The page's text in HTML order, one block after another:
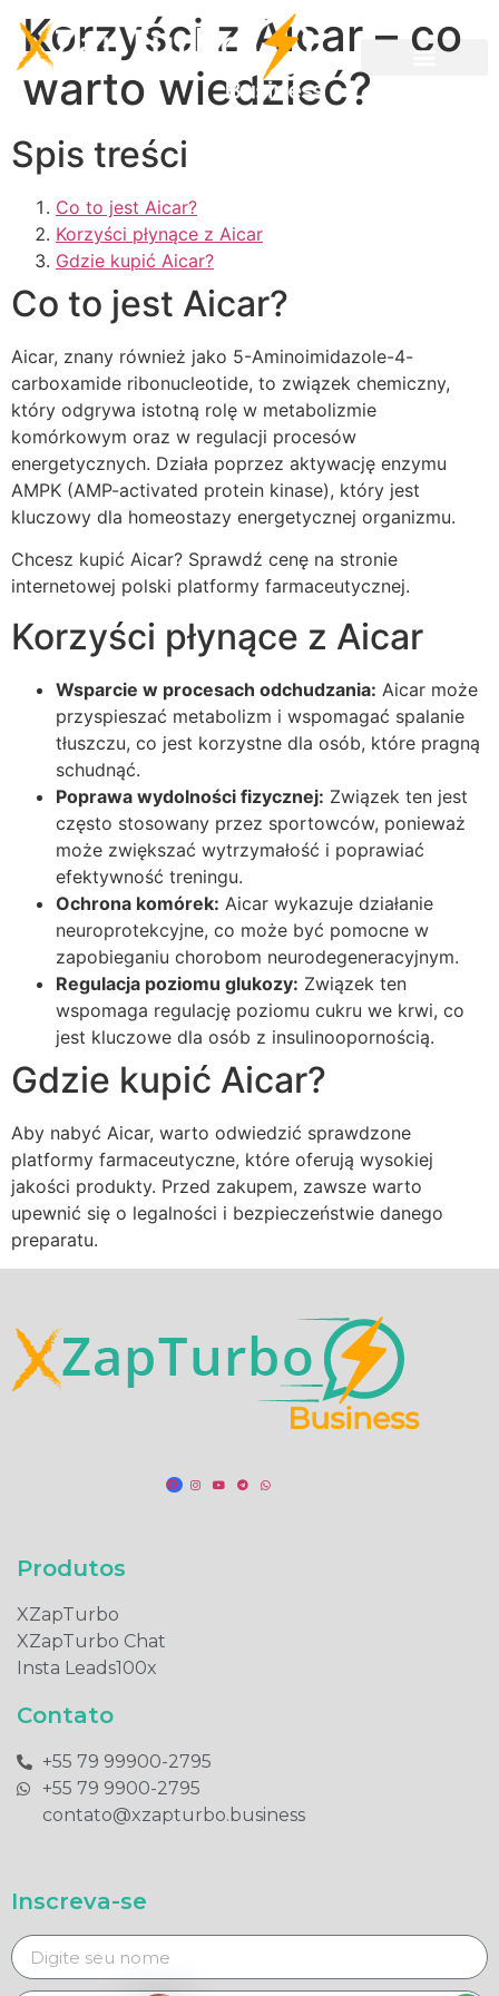
Korzyści z Aicar – co
warto wiedzieć?
Spis treści
Co to jest Aicar?
Korzyści płynące z Aicar
Gdzie kupić Aicar?
Co to jest Aicar?
Aicar, znany również jako 5-Aminoimidazole-4-
carboxamide ribonucleotide, to związek chemiczny,
który odgrywa istotną rolę w metabolizmie
komórkowym oraz w regulacji procesów
energetycznych. Działa poprzez aktywację enzymu
AMPK (AMP-activated protein kinase), który jest
kluczowy dla homeostazy energetycznej organizmu.
Chcesz kupić Aicar? Sprawdź cenę na stronie
internetowej polski platformy farmaceutycznej.
Korzyści płynące z Aicar
Wsparcie w procesach odchudzania: Aicar może
przyspieszać metabolizm i wspomagać spalanie
tłuszczu, co jest korzystne dla osób, które pragną
schudnąć.
Poprawa wydolności fizycznej: Związek ten jest
często stosowany przez sportowców, ponieważ
może zwiększać wytrzymałość i poprawiać
efektywność treningu.
Ochrona komórek: Aicar wykazuje działanie
neuroprotekcyjne, co może być pomocne w
zapobieganiu chorobom neurodegeneracyjnym.
Regulacja poziomu glukozy: Związek ten
wspomaga regulację poziomu cukru we krwi, co
jest kluczowe dla osób z insulinoopornością.
Gdzie kupić Aicar?
Aby nabyć Aicar, warto odwiedzić sprawdzone
platformy farmaceutyczne, które oferują wysokiej
jakości produkty. Przed zakupem, zawsze warto
upewnić się o legalności i bezpieczeństwie danego
preparatu.
Produtos​
XZapTurbo
XZapTurbo Chat
Insta Leads100x
Contato
+55 79 99900-2795​
+55 79 9900-2795​
contato@xzapturbo.business
Inscreva-se